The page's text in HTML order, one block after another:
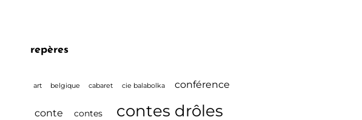
EPITAMINE
!!
repères
art belgique cabaret cie balabolka conférence
conte contes contes drôles